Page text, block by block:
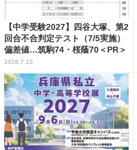
【中学受験2027】四谷大塚、第2
回合不合判定テスト（7/5実施）
偏差値…筑駒74・桜蔭70＜PR＞
2026.7.10